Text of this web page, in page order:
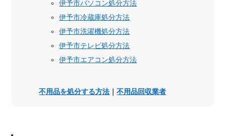
伊予市パソコン処分方法
伊予市冷蔵庫処分方法
伊予市洗濯機処分方法
伊予市テレビ処分方法
伊予市エアコン処分方法
不用品を処分する方法 ｜不用品回収業者